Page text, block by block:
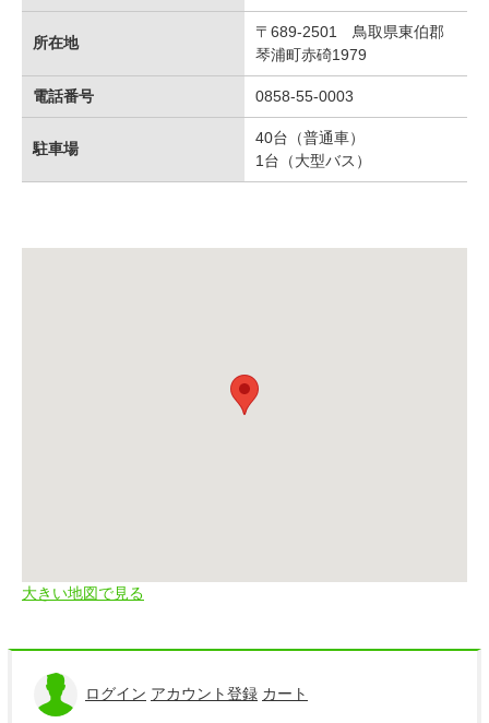
所在地
〒689-2501 鳥取県東伯郡
琴浦町赤碕1979
電話番号 0858-55-0003
駐車場
40台（普通車）
1台（大型バス）
大きい地図で見る
ログイン アカウント登録 カート